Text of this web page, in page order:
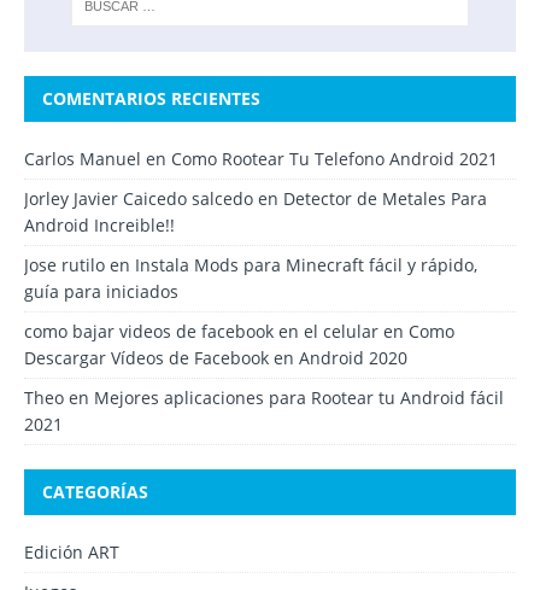
COMENTARIOS RECIENTES
Carlos Manuel en Como Rootear Tu Telefono Android 2021
Jorley Javier Caicedo salcedo en Detector de Metales Para
Android Increible!!
Jose rutilo en Instala Mods para Minecraft fácil y rápido,
guía para iniciados
como bajar videos de facebook en el celular en Como
Descargar Vídeos de Facebook en Android 2020
Theo en Mejores aplicaciones para Rootear tu Android fácil
2021
CATEGORÍAS
Edición ART